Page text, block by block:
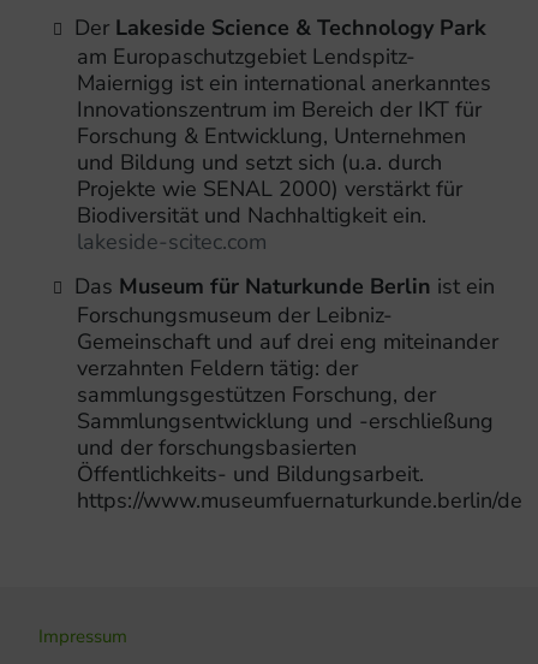
Der Lakeside Science & Technology Park
am Europaschutzgebiet Lendspitz-
Maiernigg ist ein international anerkanntes
Innovationszentrum im Bereich der IKT für
Forschung & Entwicklung, Unternehmen
und Bildung und setzt sich (u.a. durch
Projekte wie SENAL 2000) verstärkt für
Biodiversität und Nachhaltigkeit ein.
lakeside-scitec.com
Das Museum für Naturkunde Berlin ist ein
Forschungsmuseum der Leibniz-
Gemeinschaft und auf drei eng miteinander
verzahnten Feldern tätig: der
sammlungsgestützen Forschung, der
Sammlungsentwicklung und -erschließung
und der forschungsbasierten
Öffentlichkeits- und Bildungsarbeit.
https://www.museumfuernaturkunde.berlin/de
Impressum